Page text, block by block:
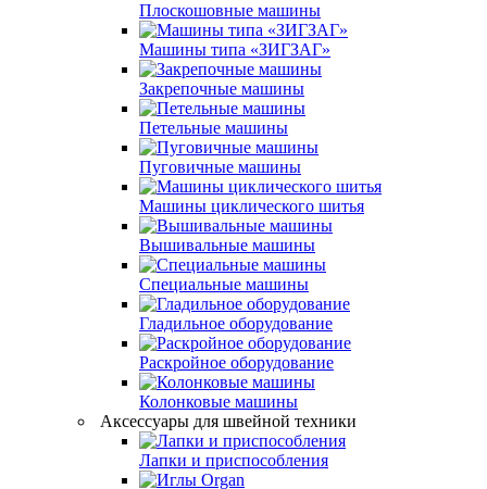
Плоскошовные машины
Машины типа «ЗИГЗАГ»
Закрепочные машины
Петельные машины
Пуговичные машины
Машины циклического шитья
Вышивальные машины
Специальные машины
Гладильное оборудование
Раскройное оборудование
Колонковые машины
Аксессуары для швейной техники
Лапки и приспособления